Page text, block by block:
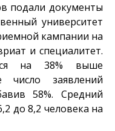
подали документы
университет
кампании на
и специалитет.
на 38% выше
заявлений
58%. Средний
до 8,2 человека на